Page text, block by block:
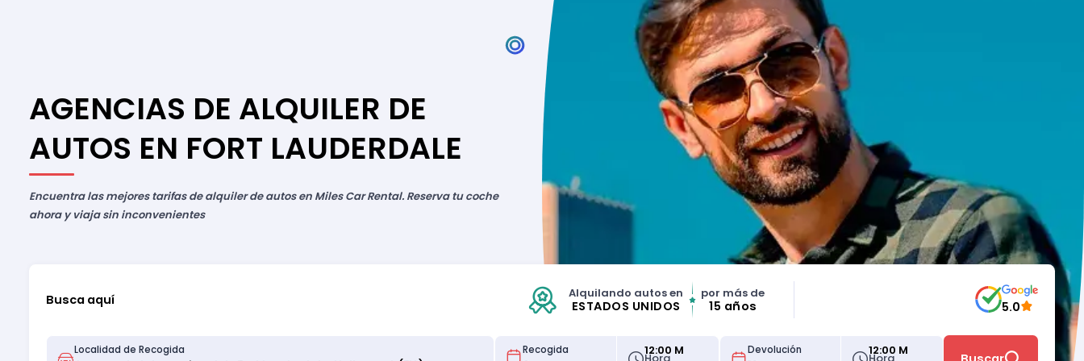
AGENCIAS DE ALQUILER DE
AUTOS EN FORT LAUDERDALE
Encuentra las mejores tarifas de alquiler de autos en Miles Car Rental. Reserva tu coche
ahora y viaja sin inconvenientes
Busca aquí Alquilando autos en
ESTADOS UNIDOS
por más de
15 años 5.0
Localidad de Recogida Recogida 12:00 M Devolución 12:00 M